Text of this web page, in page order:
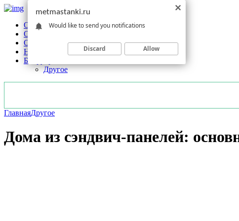
Обзоры станков
Оборудование
Обработка
Новости отрасли
Без рубрики
Другое
ГлавнаяДругое
Дома из сэндвич-панелей:
metmastanki.ru
Would like to send you notifications
Discard Allow